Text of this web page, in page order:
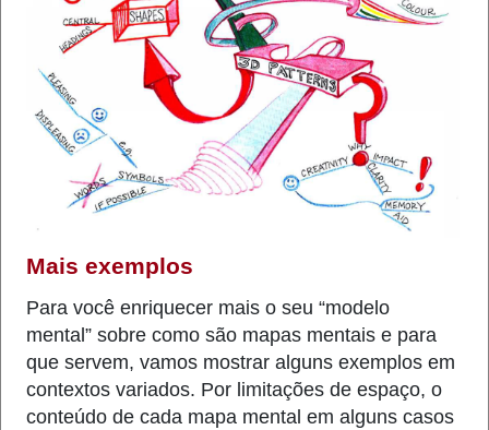
Mais exemplos
Para você enriquecer mais o seu “modelo
mental” sobre como são mapas mentais e para
que servem, vamos mostrar alguns exemplos em
contextos variados. Por limitações de espaço, o
conteúdo de cada mapa mental em alguns casos